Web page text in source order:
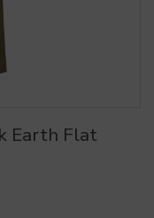
Earth Flat